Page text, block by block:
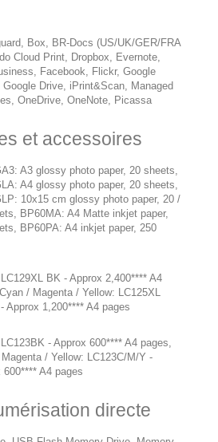
Box, BR-Docs (US/UK/GER/FRA
Cloud Print, Dropbox, Evernote,
Facebook, Flickr, Google
Drive, iPrint&Scan, Managed
OneDrive, OneNote, Picassa
et accessoires
A3 glossy photo paper, 20 sheets,
A4 glossy photo paper, 20 sheets,
10x15 cm glossy photo paper, 20 /
BP60MA: A4 Matte inkjet paper,
BP60PA: A4 inkjet paper, 250
BK - Approx 2,400**** A4
/ Magenta / Yellow: LC125XL
Approx 1,200**** A4 pages
- Approx 600**** A4 pages,
/ Yellow: LC123C/M/Y -
600**** A4 pages
directe